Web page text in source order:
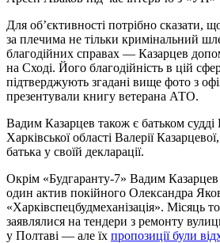
Для об’єктивності потрібно сказати,
за плечима не тільки кримінальний
благодійних справах — Казарцев
на Сході. Його благодійність в цій
підтверджують згадані вище фото з
презентували книгу ветерана АТО.
Вадим Казарцев також є батьком судді
Харківської області Валерії
батька у своїй декларації.
Окрім «Будгаранту-7» Вадим
один актив покійного Олександра
«Харківспецбудмеханізація». Місяць
заявлялися на тендери з ремонту
у Полтаві — але їх пропозиції були